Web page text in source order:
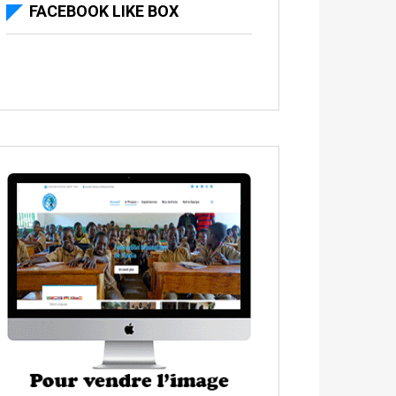
FACEBOOK LIKE BOX